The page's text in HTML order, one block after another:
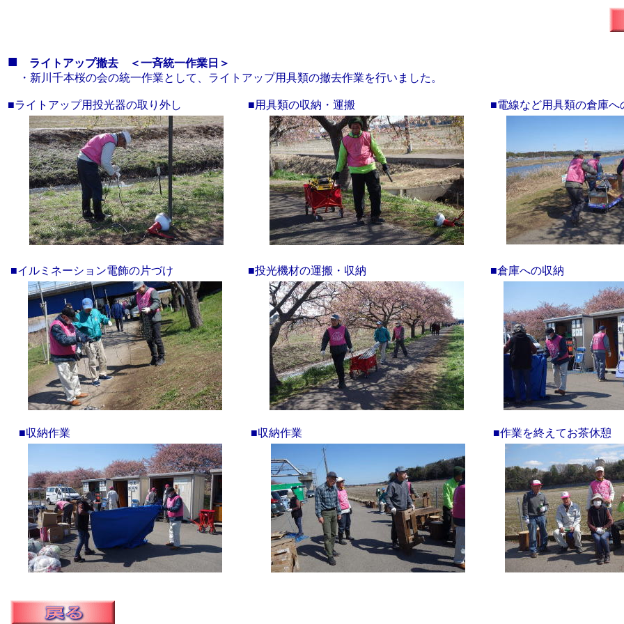
■
ライトアップ撤去 ＜一斉統一作業日＞
・新川千本桜の会の統一作業として、ライトアップ用具類の撤去作業を行いました。
■ライトアップ用投光器の取り外し ■用具類の収納・運搬 ■電線など用具類の倉庫へ
■イルミネーション電飾の片づけ ■投光機材の運搬・収納 ■倉庫への収納
■収納作業 ■収納作業 ■作業を終えてお茶休憩